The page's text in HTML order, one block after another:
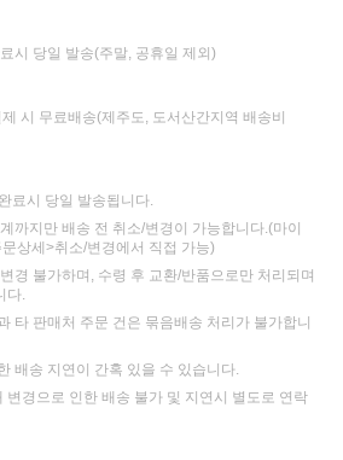
시 당일 발송(주말, 공휴일 제외)
시 무료배송(제주도, 도서산간지역 배송비
료시 당일 발송됩니다.
까지만 배송 전 취소/변경이 가능합니다.(마이
상세>취소/변경에서 직접 가능)
경 불가하며, 수령 후 교환/반품으로만 처리되며
다.
타 판매처 주문 건은 묶음배송 처리가 불가합니
배송 지연이 간혹 있을 수 있습니다.
변경으로 인한 배송 불가 및 지연시 별도로 연락